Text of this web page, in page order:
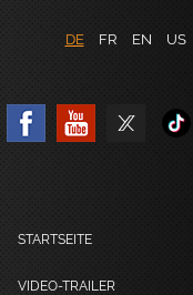
DE FR EN US
STARTSEITE
VIDEO-TRAILER